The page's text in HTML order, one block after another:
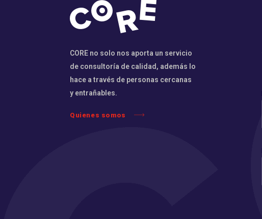
CORE no solo nos aporta un servicio
de consultoría de calidad, además lo
hace a través de personas cercanas
y entrañables.
Quienes somos